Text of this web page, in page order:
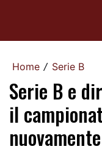
Home / Serie B
Serie B e
il